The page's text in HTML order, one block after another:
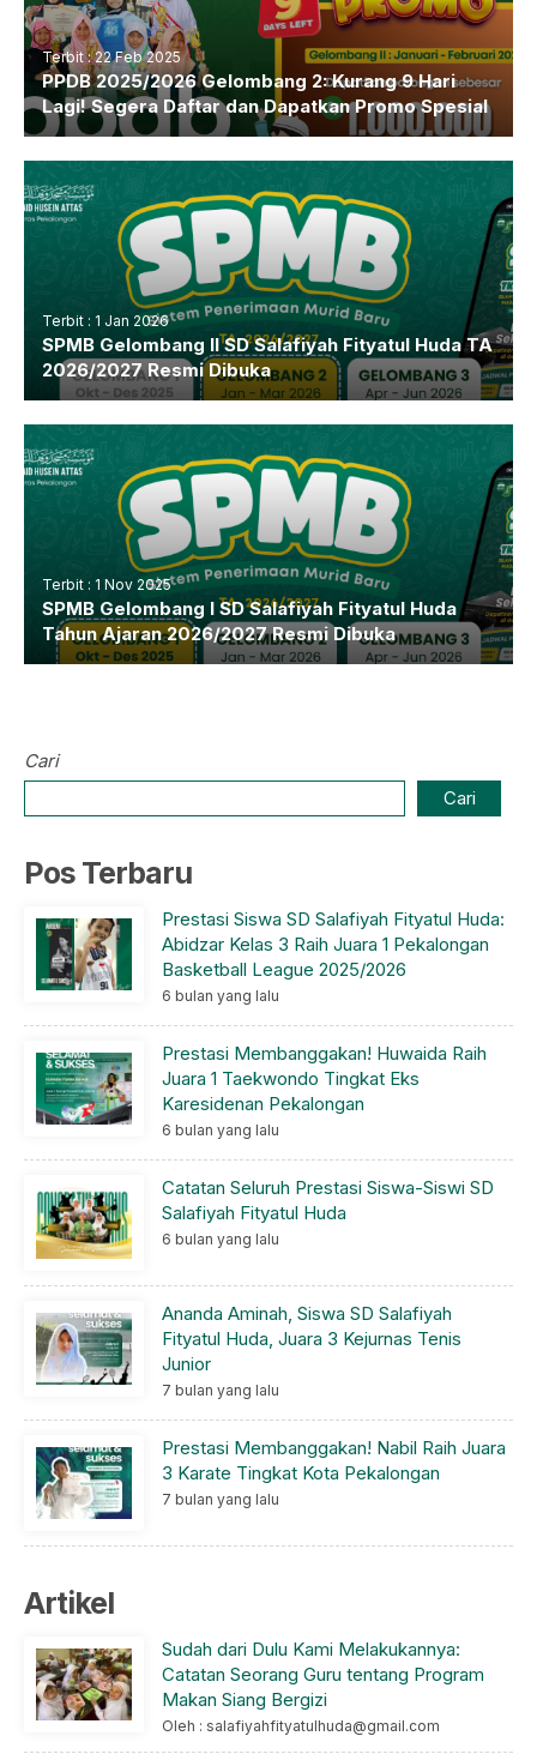
Terbit : 22 Feb 2025
PPDB 2025/2026 Gelombang 2: Kurang 9 Hari
Lagi! Segera Daftar dan Dapatkan Promo Spesial
Terbit : 1 Jan 2026
SPMB Gelombang II SD Salafiyah Fityatul Huda TA
2026/2027 Resmi Dibuka
Terbit : 1 Nov 2025
SPMB Gelombang I SD Salafiyah Fityatul Huda
Tahun Ajaran 2026/2027 Resmi Dibuka
Cari
Cari
Pos Terbaru
Prestasi Siswa SD Salafiyah Fityatul Huda:
Abidzar Kelas 3 Raih Juara 1 Pekalongan
Basketball League 2025/2026
6 bulan yang lalu
Prestasi Membanggakan! Huwaida Raih
Juara 1 Taekwondo Tingkat Eks
Karesidenan Pekalongan
6 bulan yang lalu
Catatan Seluruh Prestasi Siswa-Siswi SD
Salafiyah Fityatul Huda
6 bulan yang lalu
Ananda Aminah, Siswa SD Salafiyah
Fityatul Huda, Juara 3 Kejurnas Tenis
Junior
7 bulan yang lalu
Prestasi Membanggakan! Nabil Raih Juara
3 Karate Tingkat Kota Pekalongan
7 bulan yang lalu
Artikel
Sudah dari Dulu Kami Melakukannya:
Catatan Seorang Guru tentang Program
Makan Siang Bergizi
Oleh : salafiyahfityatulhuda@gmail.com